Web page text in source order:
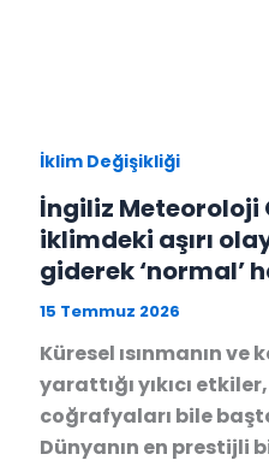
İklim Değişikliği
İngiliz Meteoroloji
iklimdeki aşırı
giderek ‘normal’
15 Temmuz 2026
Küresel ısınmanın
yarattığı yıkıcı
coğrafyaları bile
Dünyanın en prestijli